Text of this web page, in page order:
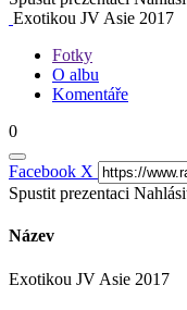
Exotikou JV Asie 2017
Fotky
O albu
Komentáře
0
Facebook X
Spustit prezentaci
Název
Exotikou JV Asie 2017